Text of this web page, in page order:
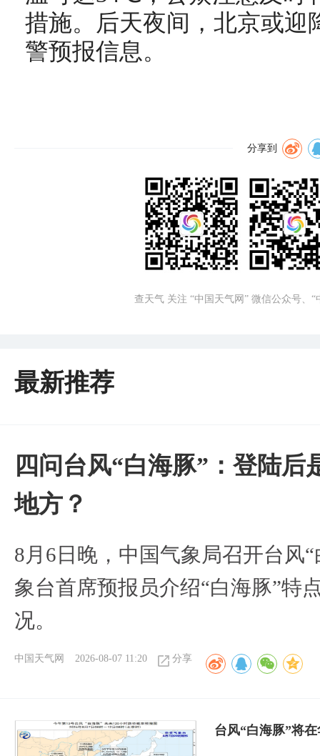
措施。后天夜间，北京或迎
警预报信息。
分享到
查天气 关注 “中国天气网” 微信公众号、
最新推荐
四问台风“白海豚”：登陆
地方？
8月6日晚，中国气象局召开台风
象台首席预报员介绍“白海豚”特
况。
中国天气网 2026-08-07 11:20 分享
台风“白海豚”将